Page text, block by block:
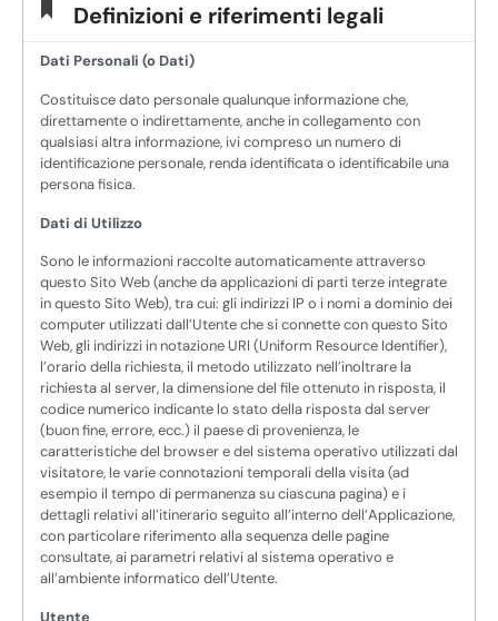
Definizioni e riferimenti legali
Dati Personali (o Dati)
Costituisce dato personale qualunque informazione che,
direttamente o indirettamente, anche in collegamento con
qualsiasi altra informazione, ivi compreso un numero di
identificazione personale, renda identificata o identificabile una
persona fisica.
Dati di Utilizzo
Sono le informazioni raccolte automaticamente attraverso
questo Sito Web (anche da applicazioni di parti terze integrate
in questo Sito Web), tra cui: gli indirizzi IP o i nomi a dominio dei
computer utilizzati dall’Utente che si connette con questo Sito
Web, gli indirizzi in notazione URI (Uniform Resource Identifier),
l’orario della richiesta, il metodo utilizzato nell’inoltrare la
richiesta al server, la dimensione del file ottenuto in risposta, il
codice numerico indicante lo stato della risposta dal server
(buon fine, errore, ecc.) il paese di provenienza, le
caratteristiche del browser e del sistema operativo utilizzati dal
visitatore, le varie connotazioni temporali della visita (ad
esempio il tempo di permanenza su ciascuna pagina) e i
dettagli relativi all’itinerario seguito all’interno dell’Applicazione,
con particolare riferimento alla sequenza delle pagine
consultate, ai parametri relativi al sistema operativo e
all’ambiente informatico dell’Utente.